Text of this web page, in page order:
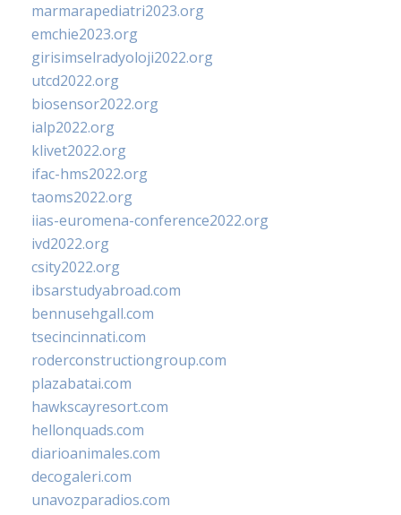
marmarapediatri2023.org
emchie2023.org
girisimselradyoloji2022.org
utcd2022.org
biosensor2022.org
ialp2022.org
klivet2022.org
ifac-hms2022.org
taoms2022.org
iias-euromena-conference2022.org
ivd2022.org
csity2022.org
ibsarstudyabroad.com
bennusehgall.com
tsecincinnati.com
roderconstructiongroup.com
plazabatai.com
hawkscayresort.com
hellonquads.com
diarioanimales.com
decogaleri.com
unavozparadios.com